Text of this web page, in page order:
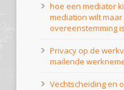
hoe een mediator
mediation wilt maar
overeenstemming
Privacy op de
mailende
Vechtscheiding en